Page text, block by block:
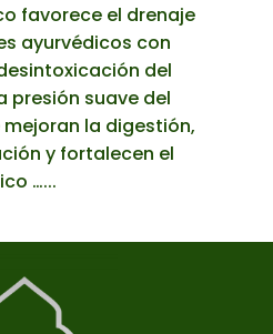
favorece el drenaje
ayurvédicos con
del
presión suave del
la digestión,
y fortalecen el
…...